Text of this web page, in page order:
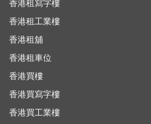
香港租寫字樓
香港租工業樓
香港租舖
香港租車位
香港買樓
香港買寫字樓
香港買工業樓